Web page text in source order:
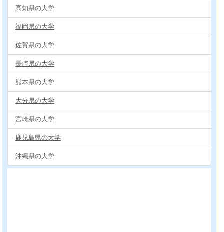
高知県の大学
福岡県の大学
佐賀県の大学
長崎県の大学
熊本県の大学
大分県の大学
宮崎県の大学
鹿児島県の大学
沖縄県の大学